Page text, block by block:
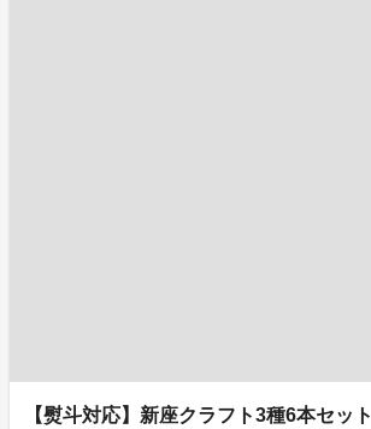
【熨斗対応】新座クラフト3種6本セット